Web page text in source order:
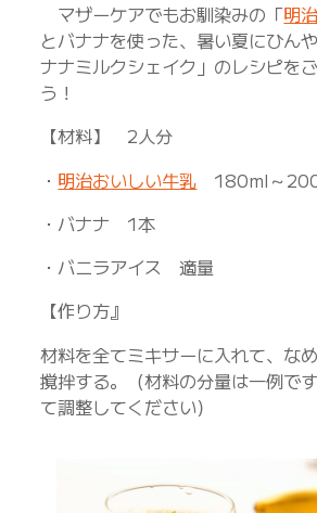
マザーケアでもお馴染みの「明
とバナナを使った、暑い夏にひん
ナナミルクシェイク」のレシピを
う！
【材料】 2人分
・ 明治おいしい牛乳 180ml～
・バナナ 1本
・バニラアイス 適量
【作り方』
材料を全てミキサーに入れて、な
撹拌する。（材料の分量は一例で
て調整してください）